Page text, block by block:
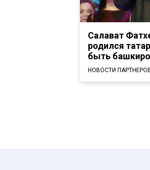
Салават
родился
быть
НОВОСТИ